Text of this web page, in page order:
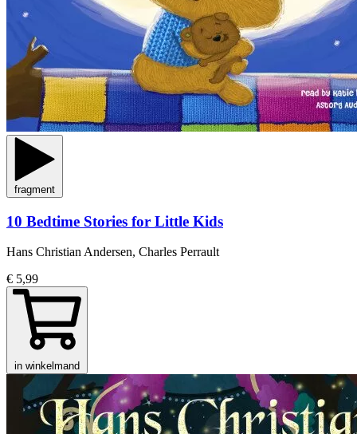
fragment
10 Bedtime Stories for Little Kids
Hans Christian Andersen, Charles Perrault
€ 5,99
in winkelmand